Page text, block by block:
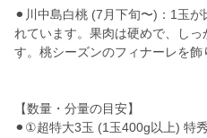
⚫︎川中島白桃 (7月下旬〜)：1玉
れています。果肉は硬めで、し
す。桃シーズンのフィナーレを飾
【数量・分量の目安】
⚫︎①超特大3玉 (1玉400g以上) 特